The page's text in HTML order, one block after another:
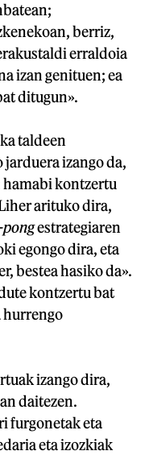
berriz,
erraldoia
izan genituen; ea
ditugun».
taldeen
izango da,
kontzertu
arituko dira,
estrategiaren
egongo dira, eta
bestea hasiko da».
kontzertu bat
hurrengo
izango dira,
daitezen.
furgonetak eta
eta izozkiak